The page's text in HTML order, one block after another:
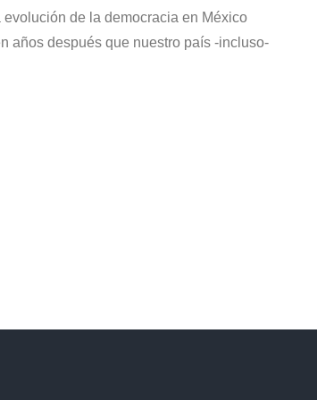
de la democracia en México
años después que nuestro país -incluso-